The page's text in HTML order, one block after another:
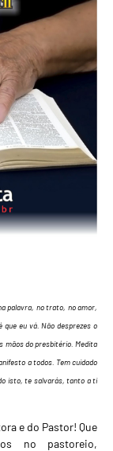
palavra, no trato, no amor,
eu vá. Não desprezes o
mãos do presbitério. Medita
a todos. Tem cuidado
isto, te salvarás, tanto a ti
e do Pastor! Que
no pastoreio,